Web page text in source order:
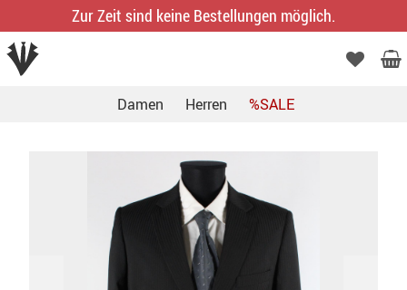
Zur Zeit sind keine Bestellungen möglich.
Damen Herren %SALE